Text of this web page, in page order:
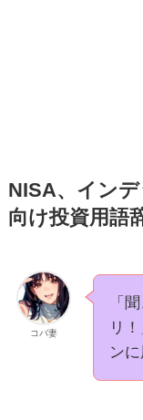
NISA、イン
向け投資用語
コバ妻
「
リ
ン